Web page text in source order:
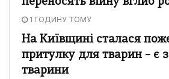
1 ГОДИНУ ТОМУ
На Київщині сталася
притулку для тварин – є
тварини